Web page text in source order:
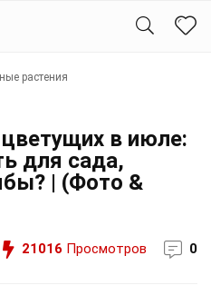
растения
в июле:
для сада,
| (Фото &
21016 Просмотров 0